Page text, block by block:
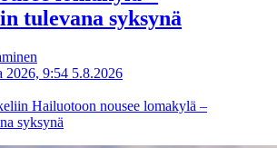
tulevana syksynä
2026, 9:54 5.8.2026
Hailuotoon nousee lomakylä –
syksynä